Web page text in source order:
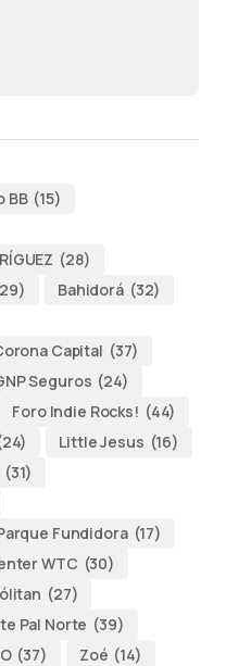
BB (15)
(28)
Bahidorá (32)
Capital (37)
Seguros (24)
Foro Indie Rocks! (44)
Little Jesus (16)
(31)
Fundidora (17)
WTC (30)
(27)
Pal Norte (39)
(37) Zoé (14)